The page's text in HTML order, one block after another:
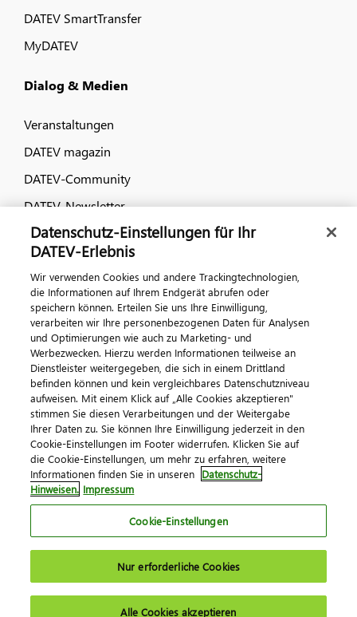
DATEV SmartTransfer
MyDATEV
Dialog & Medien
Veranstaltungen
DATEV magazin
DATEV-Community
DATEV-Newsletter
Kontaktieren Sie uns
© 2026 DATEV eG
ImpressumDatenschutzAGB Kontakt
Cookie-Einstellungen
Datenschutz-Einstellungen für Ihr
DATEV-Erlebnis
Wir verwenden Cookies und andere Trackingtechnologien,
die Informationen auf Ihrem Endgerät abrufen oder
speichern können. Erteilen Sie uns Ihre Einwilligung,
verarbeiten wir Ihre personenbezogenen Daten für Analysen
und Optimierungen wie auch zu Marketing- und
Werbezwecken. Hierzu werden Informationen teilweise an
Dienstleister weitergegeben, die sich in einem Drittland
befinden können und kein vergleichbares Datenschutzniveau
aufweisen. Mit einem Klick auf „Alle Cookies akzeptieren"
stimmen Sie diesen Verarbeitungen und der Weitergabe
Ihrer Daten zu. Sie können Ihre Einwilligung jederzeit in den
Cookie-Einstellungen im Footer widerrufen. Klicken Sie auf
die Cookie-Einstellungen, um mehr zu erfahren, weitere
Informationen finden Sie in unseren Datenschutz-
Hinweisen. Impressum
Cookie-Einstellungen
Nur erforderliche Cookies
Alle Cookies akzeptieren